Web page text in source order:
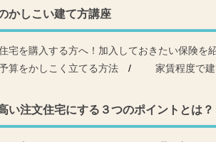
かしこい建て方講座
宅を購入する方へ！加入しておきたい保険を
算をかしこく立てる方法
家賃程度で
い注文住宅にする３つのポイントとは？